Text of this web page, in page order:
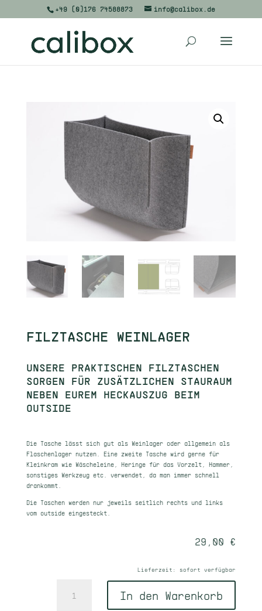
+49 (0)176 74588873 info@calibox.de
FILZTASCHE WEINLAGER
UNSERE PRAKTISCHEN FILZTASCHEN
SORGEN FÜR ZUSÄTZLICHEN STAURAUM
NEBEN EUREM HECKAUSZUG BEIM
OUTSIDE
Die Tasche lässt sich gut als Weinlager oder allgemein als
Flaschenlager nutzen. Eine zweite Tasche wird gerne für
Kleinkram wie Wäscheleine, Heringe für das Vorzelt, Hammer,
sonstiges Werkzeug etc. verwendet, da man immer schnell
drankommt.
Die Taschen werden nur jeweils seitlich rechts und links
vom outside eingesteckt.
29,00 €
Lieferzeit:sofort verfügbar
Weinlager
In den Warenkorb